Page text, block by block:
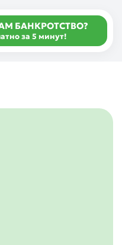
БАНКРОТСТВО?
за 5 минут!